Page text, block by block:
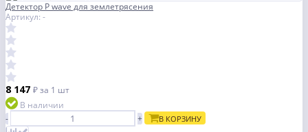
Детектор P wave для землетрясения
Артикул: -
8 147 ₽за 1 шт
В наличии
-
+ В КОРЗИНУ